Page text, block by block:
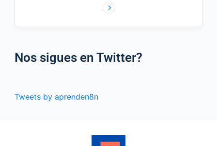
Nos sigues en Twitter?
Tweets by aprenden8n